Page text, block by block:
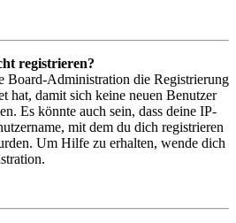
registrieren?
Board-Administration die Registrierung
hat, damit sich keine neuen Benutzer
Es könnte auch sein, dass deine IP-
mit dem du dich registrieren
Um Hilfe zu erhalten, wende dich